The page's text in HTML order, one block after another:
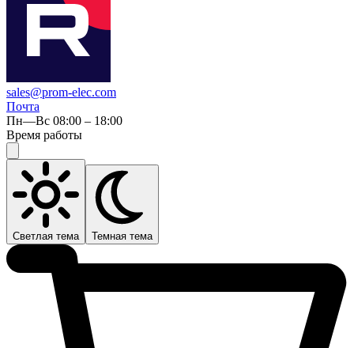
sales@prom-elec.com
Почта
Пн—Вс 08:00 – 18:00
Время работы
Светлая тема Темная тема